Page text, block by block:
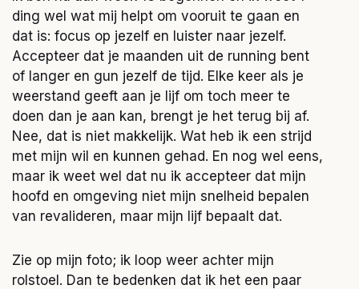
ding wel wat mij helpt om vooruit te gaan en
dat is: focus op jezelf en luister naar jezelf.
Accepteer dat je maanden uit de running bent
of langer en gun jezelf de tijd. Elke keer als je
weerstand geeft aan je lijf om toch meer te
doen dan je aan kan, brengt je het terug bij af.
Nee, dat is niet makkelijk. Wat heb ik een strijd
met mijn wil en kunnen gehad. En nog wel eens,
maar ik weet wel dat nu ik accepteer dat mijn
hoofd en omgeving niet mijn snelheid bepalen
van revalideren, maar mijn lijf bepaalt dat.
Zie op mijn foto; ik loop weer achter mijn
rolstoel. Dan te bedenken dat ik het een paar